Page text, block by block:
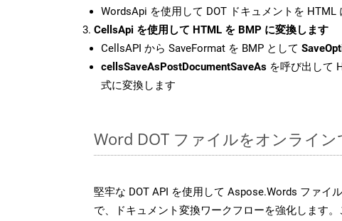
WordsApi を使用して DOT ドキュメントを HTML
CellsApi を使用して HTML を BMP に変換します
CellsAPI から SaveFormat を BMP として
cellsSaveAsPostDocumentSaveAs を呼び出して
式に変換します
Word DOT ファイルをオンライ
堅牢な DOT API を使用して Aspose.Words ファイ
で、ドキュメント変換ワークフローを強化します